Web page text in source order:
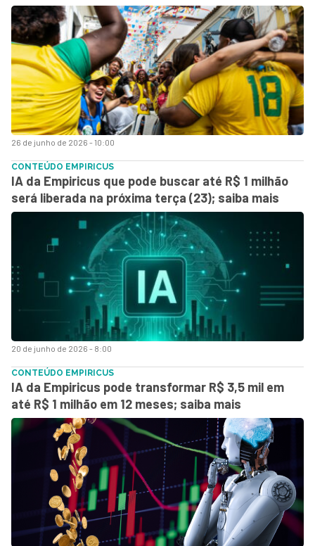
26 de junho de 2026 - 10:00
20 de junho de 2026 - 8:00
CONTEÚDO EMPIRICUS
IA da Empiricus que pode buscar até R$ 1 milhão
será liberada na próxima terça (23); saiba mais
CONTEÚDO EMPIRICUS
IA da Empiricus pode transformar R$ 3,5 mil em
até R$ 1 milhão em 12 meses; saiba mais